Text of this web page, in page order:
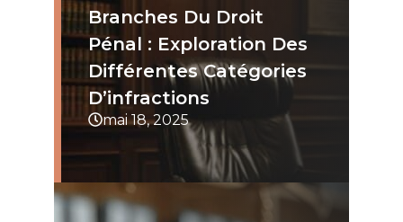
Branches Du Droit
Pénal : Exploration Des
Différentes Catégories
D’infractions
mai 18, 2025